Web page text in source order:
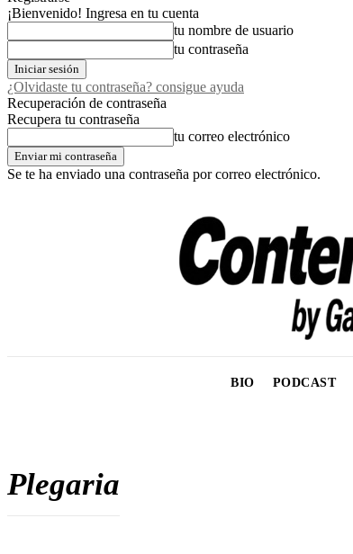
¡Bienvenido! Ingresa en tu cuenta
tu nombre de usuario
tu contraseña
¿Olvidaste tu contraseña? consigue ayuda
Recuperación de contraseña
Recupera tu contraseña
tu correo electrónico
Se te ha enviado una contraseña por correo electrónico.
BIO PODCAST
Plegaria